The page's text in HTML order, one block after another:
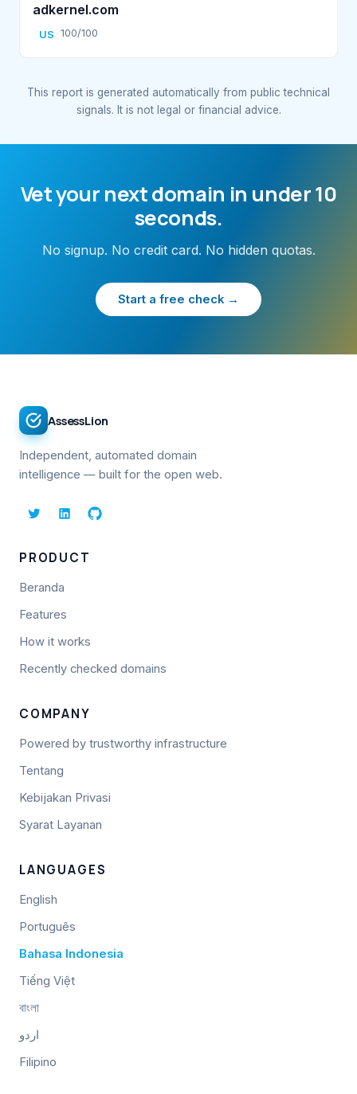
adkernel.com
US 100/100
This report is generated automatically from public technical
signals. It is not legal or financial advice.
Vet your next domain in under 10
seconds.
No signup. No credit card. No hidden quotas.
Start a free check →
AssessLion
Independent, automated domain
intelligence — built for the open web.
PRODUCT
Beranda
Features
How it works
Recently checked domains
COMPANY
Powered by trustworthy infrastructure
Tentang
Kebijakan Privasi
Syarat Layanan
LANGUAGES
English
Português
Bahasa Indonesia
Tiếng Việt
বাংলা
اردو
Filipino